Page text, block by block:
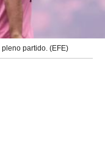
partido. (EFE)